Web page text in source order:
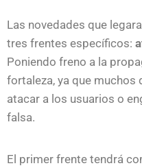
Las novedades que
tres frentes específicos:
Poniendo freno a la
fortaleza, ya que
atacar a los usuarios o
falsa.
El primer frente tendrá